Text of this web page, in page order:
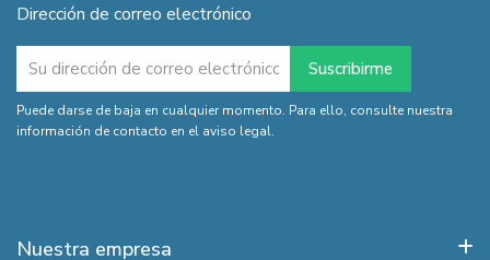
Dirección de correo electrónico
Puede darse de baja en cualquier momento. Para ello, consulte nuestra
información de contacto en el aviso legal.
Nuestra empresa